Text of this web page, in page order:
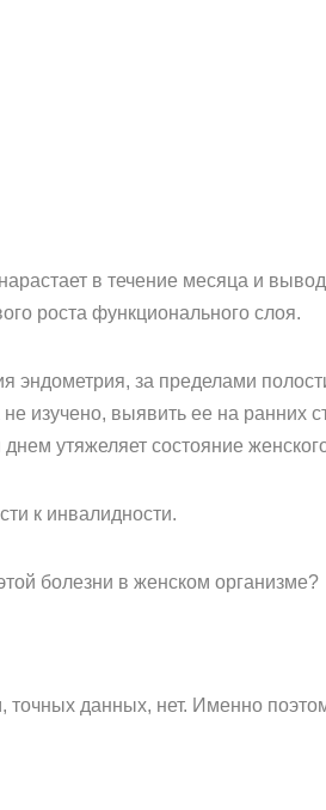
в течение месяца и
роста функционального слоя.
эндометрия, за пределами
изучено, выявить ее на ранних
утяжеляет состояние
к инвалидности.
болезни в женском организме?
точных данных, нет. Именно